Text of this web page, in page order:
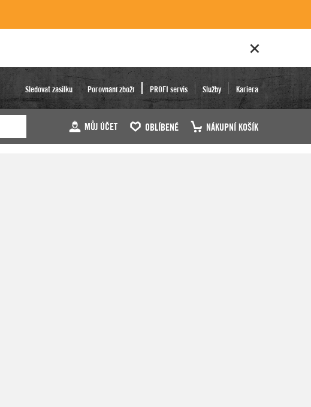
Sledovat zásilku Porovnání zboží PROFI servis Služby Kariéra
MŮJ ÚČET OBLÍBENÉ NÁKUPNÍ KOŠÍK